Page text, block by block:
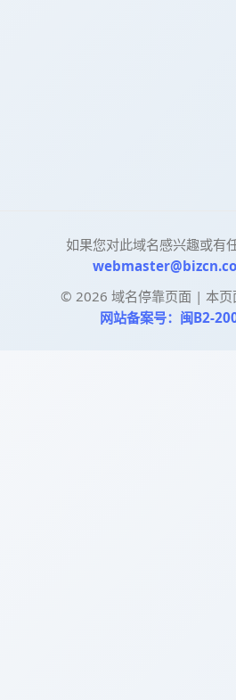
如果您对此域名感兴趣或有
© 2026 域名停靠页面 | 本页
网站备案号：闽B2-